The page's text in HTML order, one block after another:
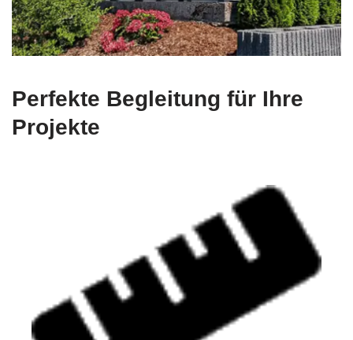
Perfekte Begleitung für Ihre
Projekte